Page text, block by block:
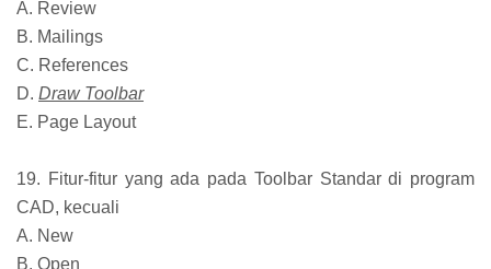
A. Review
B. Mailings
C. References
D. Draw Toolbar
E. Page Layout
19. Fitur-fitur yang ada pada Toolbar Standar di program
CAD, kecuali
A. New
B. Open